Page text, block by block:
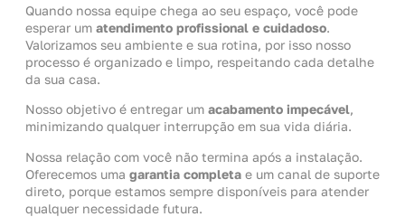
Quando nossa equipe chega ao seu espaço, você pode
esperar um atendimento profissional e cuidadoso.
Valorizamos seu ambiente e sua rotina, por isso nosso
processo é organizado e limpo, respeitando cada detalhe
da sua casa.
Nosso objetivo é entregar um acabamento impecável,
minimizando qualquer interrupção em sua vida diária.
Nossa relação com você não termina após a instalação.
Oferecemos uma garantia completa e um canal de suporte
direto, porque estamos sempre disponíveis para atender
qualquer necessidade futura.